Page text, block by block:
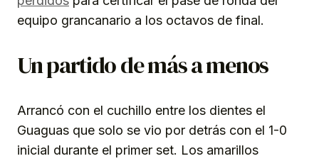
equipo grancanario a los octavos de final.
Un partido de más a menos
Arrancó con el cuchillo entre los dientes el
Guaguas que solo se vio por detrás con el 1-0
inicial durante el primer set. Los amarillos